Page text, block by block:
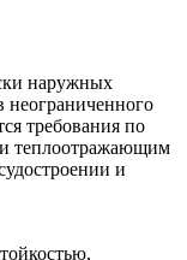
наружных
неограниченного
требования по
теплоотражающим
и